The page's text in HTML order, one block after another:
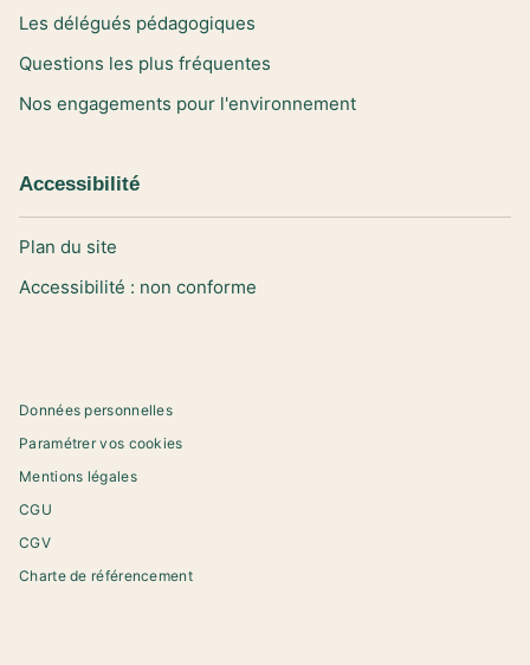
Les délégués pédagogiques
Questions les plus fréquentes
Nos engagements pour l'environnement
Accessibilité
Plan du site
Accessibilité : non conforme
Données personnelles
Paramétrer vos cookies
Mentions légales
CGU
CGV
Charte de référencement